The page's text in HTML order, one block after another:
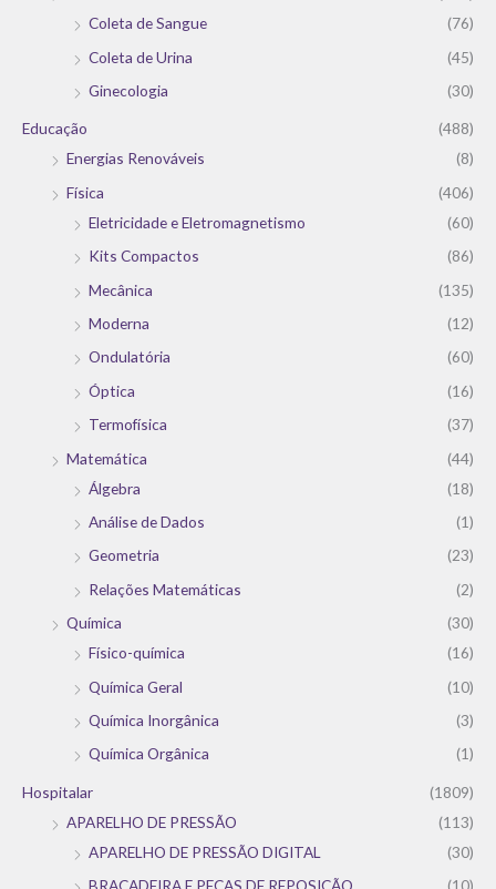
Coleta de Sangue
(76)
Coleta de Urina
(45)
Ginecologia
(30)
Educação
(488)
Energias Renováveis
(8)
Física
(406)
Eletricidade e Eletromagnetismo
(60)
Kits Compactos
(86)
Mecânica
(135)
Moderna
(12)
Ondulatória
(60)
Óptica
(16)
Termofísica
(37)
Matemática
(44)
Álgebra
(18)
Análise de Dados
(1)
Geometria
(23)
Relações Matemáticas
(2)
Química
(30)
Físico-química
(16)
Química Geral
(10)
Química Inorgânica
(3)
Química Orgânica
(1)
Hospitalar
(1809)
APARELHO DE PRESSÃO
(113)
APARELHO DE PRESSÃO DIGITAL
(30)